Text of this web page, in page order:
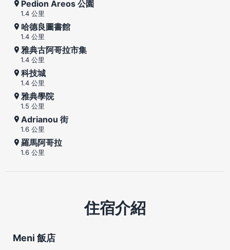
Pedion Areos 公園
1.4 公里
哈德良圖書館
1.4 公里
雅典古阿哥拉市集
1.4 公里
科技城
1.4 公里
雅典學院
1.5 公里
Adrianou 街
1.6 公里
羅馬阿哥拉
1.6 公里
住宿介紹
Meni 飯店